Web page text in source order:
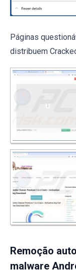
Páginas
distribuem
Remoção
malware